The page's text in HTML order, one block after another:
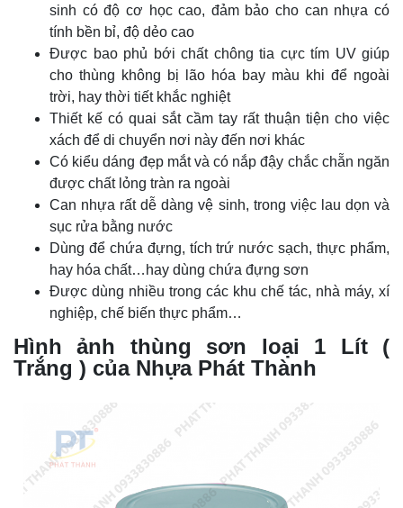
sinh có độ cơ học cao, đảm bảo cho can nhựa có
tính bền bỉ, độ dẻo cao
Được bao phủ bới chất chông tia cực tím UV giúp
cho thùng không bị lão hóa bay màu khi để ngoài
trời, hay thời tiết khắc nghiệt
Thiết kế có quai sắt cầm tay rất thuận tiện cho việc
xách để di chuyển nơi này đến nơi khác
Có kiểu dáng đẹp mắt và có nắp đậy chắc chẵn ngăn
được chất lỏng tràn ra ngoài
Can nhựa rất dễ dàng vệ sinh, trong việc lau dọn và
sục rửa bằng nước
Dùng để chứa đựng, tích trứ nước sạch, thực phẩm,
hay hóa chất…hay dùng chứa đựng sơn
Được dùng nhiều trong các khu chế tác, nhà máy, xí
nghiệp, chế biến thực phẩm…
Hình ảnh thùng sơn loại 1 Lít (
Trắng ) của Nhựa Phát Thành